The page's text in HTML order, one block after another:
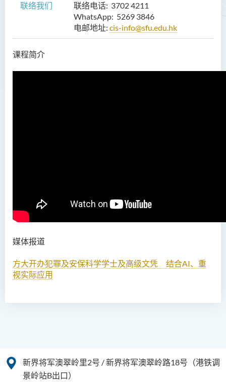
联络我们
联络电话: 3702 4211
WhatsApp: 5269 3846
电邮地址: cis-info@sfu.edu.hk
课程简介
媒体报道
方大开办犯罪及安保科学学士及高级文凭 结合AI、重
视实际应用
课程结构
查询
读制)
人工智能及数码娱乐（荣
人工智能及多媒体科技(荣
誉)理学士
学士
社会科学（荣誉）学士
新界将军澳翠岭里2号 / 新界将军澳翠岭路18号（港铁调
景岭站B出口）